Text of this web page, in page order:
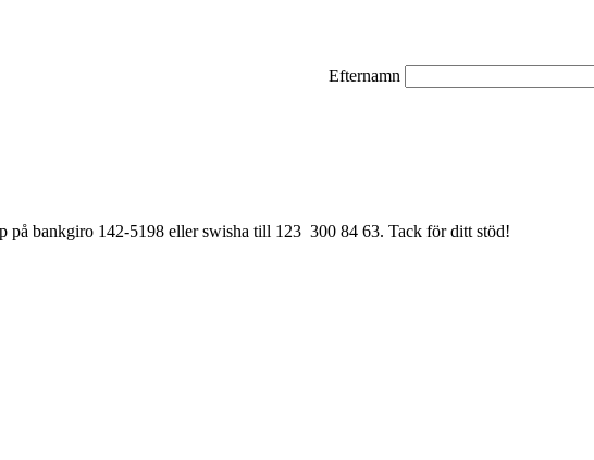
Efternamn
på bankgiro 142-5198 eller swisha till 123 300 84 63. Tack för ditt stöd!